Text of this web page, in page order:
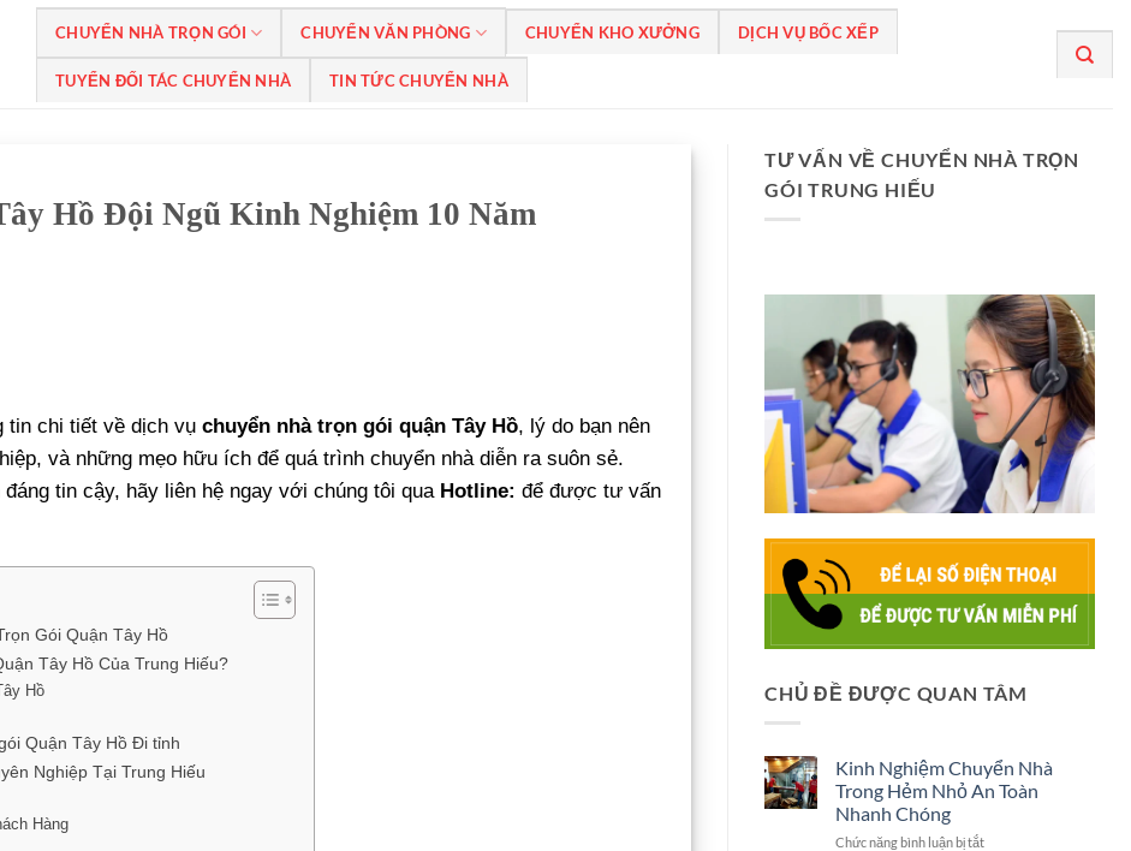
CHUYỂN NHÀ TRỌN GÓI CHUYỂN VĂN PHÒNG CHUYỂN KHO XƯỞNG DỊCH VỤ BỐC XẾP
TUYỂN ĐỐI TÁC CHUYỂN NHÀ TIN TỨC CHUYỂN NHÀ
Hồ Đội Ngũ Kinh Nghiệm 10 Năm
tin chi tiết về dịch vụ chuyển nhà trọn gói quận Tây Hồ, lý do bạn nên
và những mẹo hữu ích để quá trình chuyển nhà diễn ra suôn sẻ.
tin cậy, hãy liên hệ ngay với chúng tôi qua Hotline: để được tư vấn
Gói Quận Tây Hồ
Tây Hồ Của Trung Hiếu?
Hồ
Quận Tây Hồ Đi tỉnh
Nghiệp Tại Trung Hiếu
Hàng
TƯ VẤN VỀ CHUYỂN NHÀ TRỌN
GÓI TRUNG HIẾU
CHỦ ĐỀ ĐƯỢC QUAN TÂM
Kinh Nghiệm Chuyển Nhà
Trong Hẻm Nhỏ An Toàn
Nhanh Chóng
Chức năng bình luận bị tắtở